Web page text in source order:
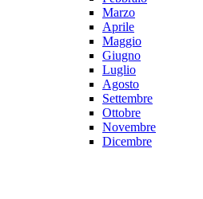
Marzo
Aprile
Maggio
Giugno
Luglio
Agosto
Settembre
Ottobre
Novembre
Dicembre